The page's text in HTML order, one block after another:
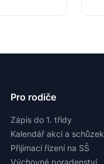
Pro rodiče
Zápis do 1. třídy
Kalendář akcí a schůzek
Přijímací řízení na SŠ
Výchovné poradenství